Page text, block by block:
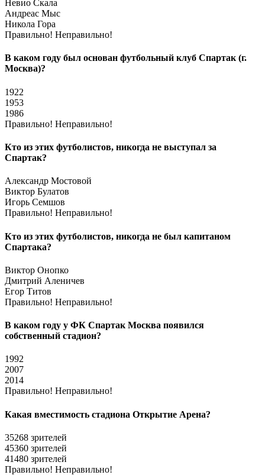
Невио Скала
Андреас Мыс
Никола Гора
Правильно! Неправильно!
В каком году был основан футбольный клуб Спартак (г.
Москва)?
1922
1953
1986
Правильно! Неправильно!
Кто из этих футболистов, никогда не выступал за
Спартак?
Александр Мостовой
Виктор Булатов
Игорь Семшов
Правильно! Неправильно!
Кто из этих футболистов, никогда не был капитаном
Спартака?
Виктор Онопко
Дмитрий Аленичев
Егор Титов
Правильно! Неправильно!
В каком году у ФК Спартак Москва появился
собственный стадион?
1992
2007
2014
Правильно! Неправильно!
Какая вместимость стадиона Открытие Арена?
35268 зрителей
45360 зрителей
41480 зрителей
Правильно! Неправильно!